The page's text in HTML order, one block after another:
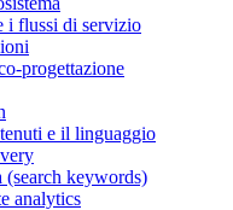
i flussi di servizio
progettazione
e il linguaggio
keywords)
analytics